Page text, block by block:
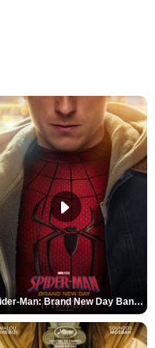
Spider-Man: Brand New Day Bande-annonce VO STFR